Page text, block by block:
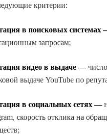
критерии:
в поисковых системах
запросам;
видео в выдаче —
выдаче YouTube по
в социальных сетях —
скорость отклика на